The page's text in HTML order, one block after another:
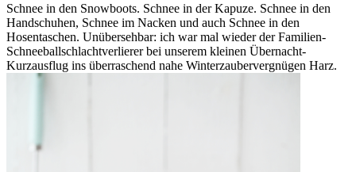
Schnee in den Snowboots. Schnee in der Kapuze. Schnee in den
Handschuhen, Schnee im Nacken und auch Schnee in den
Hosentaschen. Unübersehbar: ich war mal wieder der Familien-
Schneeballschlachtverlierer bei unserem kleinen Übernacht-
Kurzausflug ins überraschend nahe Winterzaubervergnügen Harz.